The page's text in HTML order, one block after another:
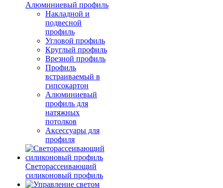
Алюминиевый профиль
Накладной и
подвесной
профиль
Угловой профиль
Круглый профиль
Врезной профиль
Профиль
встраиваемый в
гипсокартон
Алюминиевый
профиль для
натяжных
потолков
Аксессуары для
профиля
Светорассеивающий
силиконовый профиль